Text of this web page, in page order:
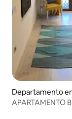
Departamento
APARTAMENTO